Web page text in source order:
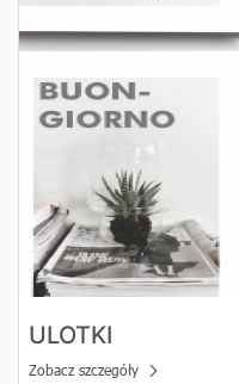
ULOTKI
Zobacz szczegóły